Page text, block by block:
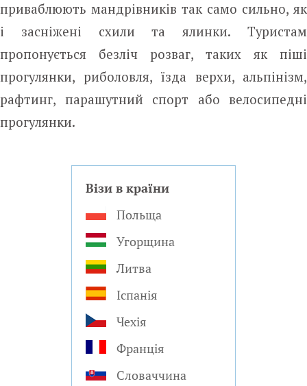
приваблюють мандрівників так само сильно, як
і засніжені схили та ялинки. Туристам
пропонується безліч розваг, таких як піші
прогулянки, риболовля, їзда верхи, альпінізм,
рафтинг, парашутний спорт або велосипедні
прогулянки.
Візи в країни
Польща
Угорщина
Литва
Іспанія
Чехія
Франція
Словаччина